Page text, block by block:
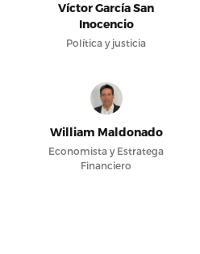
Víctor García San
Inocencio
Política y justicia
William Maldonado
Economista y Estratega
Financiero